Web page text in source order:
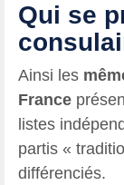
Qui se
Ainsi les
France
listes
partis «
différenciés.